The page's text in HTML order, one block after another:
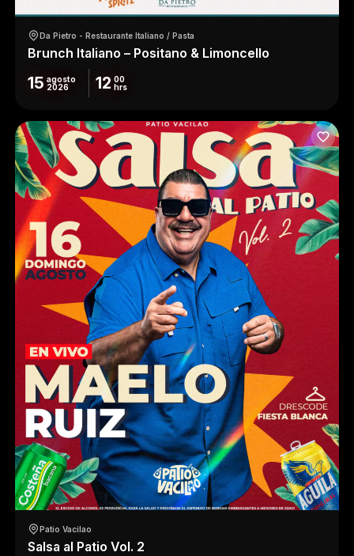
Da Pietro - Restaurante Italiano / Pasta
Brunch Italiano – Positano & Limoncello
15 agosto
2026
12 00
hrs
Patio Vacilao
Salsa al Patio Vol. 2